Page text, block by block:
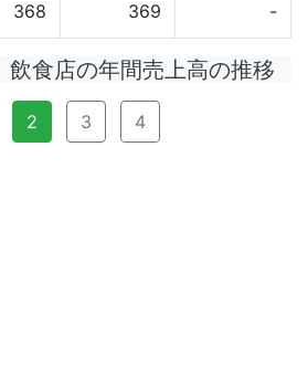
368 369 -
飲食店の年間売上高の推移
2 3 4